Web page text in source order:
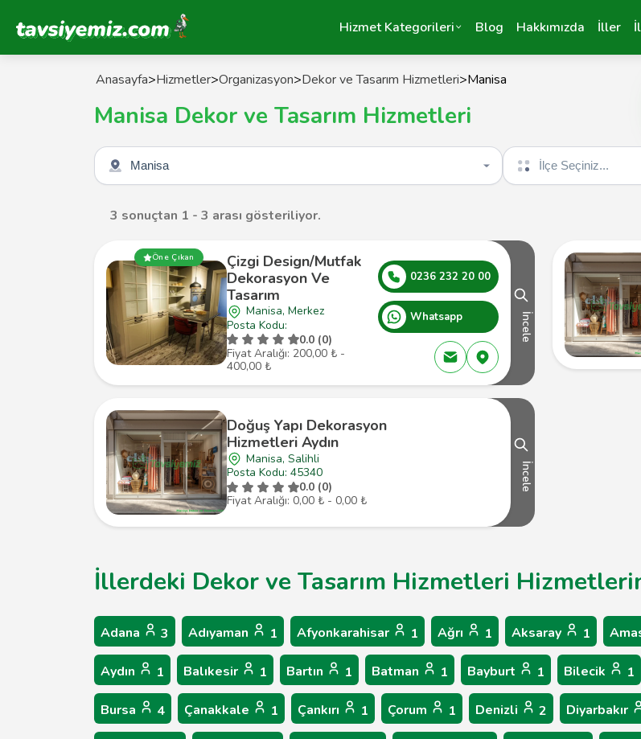
Tavsiyemiz Anasayfa Hizmet Kategorileri Blog Hakkımızda İller
Anasayfa>Hizmetler>Organizasyon>Dekor ve Tasarım Hizmetleri>Manisa
Manisa Dekor ve Tasarım Hizmetleri
Şehir seçin İlçe seçin
3 sonuçtan 1 - 3 arası gösteriliyor.
Öne Çıkan
Çizgi Design/Mutfak
Dekorasyon Ve
Tasarım
Manisa, Merkez
Posta Kodu:
0.0 (0)
Fiyat Aralığı: 200,00 ₺ -
400,00 ₺
0236 232 20 00
Whatsapp İncele
Doğuş Yapı Dekorasyon
Hizmetleri Aydın
Manisa, Salihli
Posta Kodu: 45340
0.0 (0)
Fiyat Aralığı: 0,00 ₺ - 0,00 ₺
İncele
İllerdeki Dekor ve Tasarım Hizmetleri
Adana 3 Adıyaman 1 Afyonkarahisar 1 Ağrı 1 Aksaray 1
Aydın 1 Balıkesir 1 Bartın 1 Batman 1 Bayburt 1 Bilecik 1
Bursa 4 Çanakkale 1 Çankırı 1 Çorum 1 Denizli 2 Diyarbakır